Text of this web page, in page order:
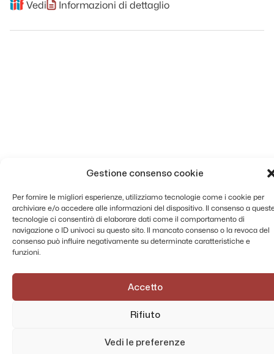
Gestione consenso cookie
Per fornire le migliori esperienze, utilizziamo tecnologie come i cookie per
archiviare e/o accedere alle informazioni del dispositivo. Il consenso a
tecnologie ci consentirà di elaborare dati come il comportamento di
navigazione o ID univoci su questo sito. Il mancato consenso o la revoca del
consenso può influire negativamente su determinate caratteristiche e
funzioni.
Accetto
Rifiuto
Vedi le preferenze
Vedi Informazioni di dettaglio